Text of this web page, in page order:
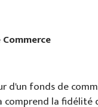
d'un fonds de
comprend la